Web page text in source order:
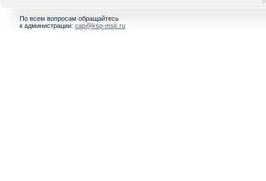
По всем вопросам обращайтесь
к администрации: cap@ksp-msk.ru